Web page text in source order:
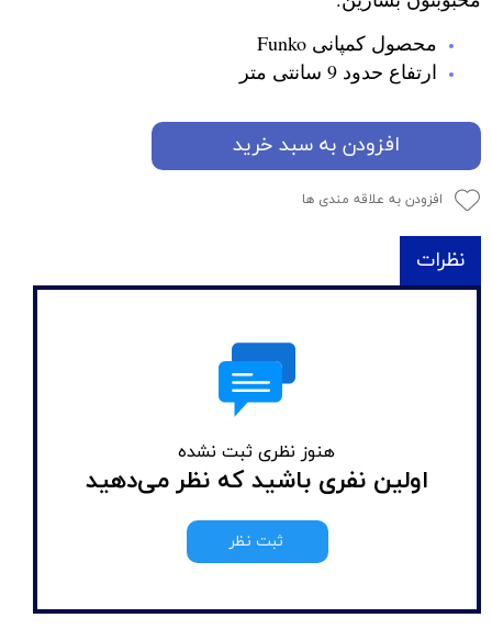
محصول کمپانی Funko
ارتفاع حدود 9 سانتی متر
افزودن به سبد خرید
افزودن به علاقه مندی ها
نظرات
هنوز نظری ثبت نشده
اولین نفری باشید که نظر می‌دهید
ثبت نظر